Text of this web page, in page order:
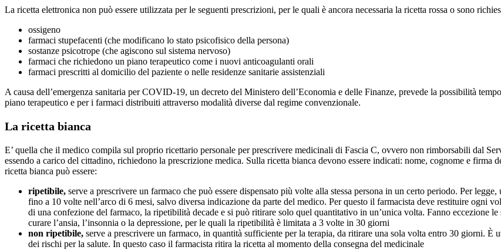
La ricetta elettronica non può essere utilizzata per le seguenti prescrizioni, per le quali è ancora necessaria la ricetta rossa o sono
ossigeno
farmaci stupefacenti (che modificano lo stato psicofisico della persona)
sostanze psicotrope (che agiscono sul sistema nervoso)
farmaci che richiedono un piano terapeutico come i nuovi anticoagulanti orali
farmaci prescritti al domicilio del paziente o nelle residenze sanitarie assistenziali
A causa dell’emergenza sanitaria per COVID-19, un decreto del Ministero dell’Economia e delle Finanze, prevede la possibilità
piano terapeutico e per i farmaci distribuiti attraverso modalità diverse dal regime convenzionale.
La ricetta bianca
E’ quella che il medico compila sul proprio ricettario personale per prescrivere medicinali di Fascia C, ovvero non rimborsabili dal
essendo a carico del cittadino, richiedono la prescrizione medica. Sulla ricetta bianca devono essere indicati: nome, cognome e firma
ricetta bianca può essere:
ripetibile, serve a prescrivere un farmaco che può essere dispensato più volte alla stessa persona in un certo periodo. Per
fino a 10 volte nell’arco di 6 mesi, salvo diversa indicazione da parte del medico. Per questo il farmacista deve restituire ogni
di una confezione del farmaco, la ripetibilità decade e si può ritirare solo quel quantitativo in un’unica volta. Fanno eccezione
curare l’ansia, l’insonnia o la depressione, per le quali la ripetibilità è limitata a 3 volte in 30 giorni
non ripetibile, serve a prescrivere un farmaco, in quantità sufficiente per la terapia, da ritirare una sola volta entro 30 giorni.
dei rischi per la salute. In questo caso il farmacista ritira la ricetta al momento della consegna del medicinale